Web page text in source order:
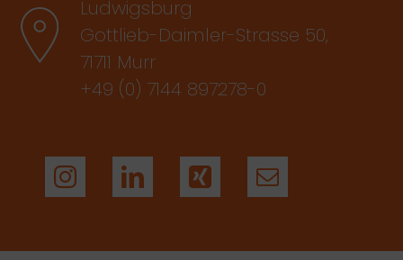
Ludwigsburg
Gottlieb-Daimler-Strasse 50,
71711 Murr
+49 (0) 7144 897278-0